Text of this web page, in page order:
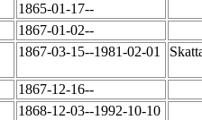
1865-01-17--
1867-01-02--
1867-03-15--1981-02-01
1867-12-16--
1868-12-03--1992-10-10